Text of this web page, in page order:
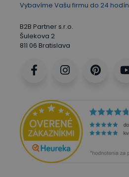
Vybavíme Vašu firmu do 24 hodín
B2B Partner s.r.o.
Šulekova 2
811 06 Bratislava